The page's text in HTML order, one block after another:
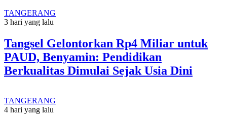
TANGERANG
3 hari yang lalu
Tangsel Gelontorkan Rp4 Miliar untuk
PAUD, Benyamin: Pendidikan
Berkualitas Dimulai Sejak Usia Dini
TANGERANG
4 hari yang lalu